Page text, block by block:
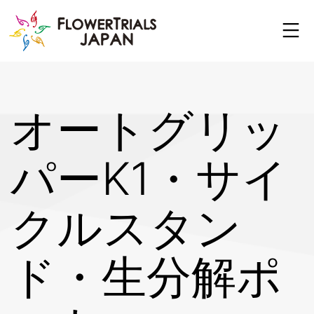
content
オートグリッ
パーK1・サイ
クルスタン
ド・生分解ポ